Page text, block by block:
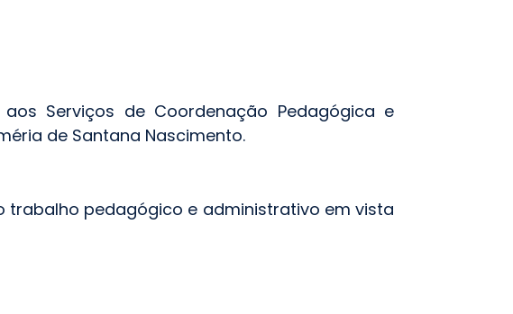
Serviços de Coordenação Pedagógica e
de Santana Nascimento.
pedagógico e administrativo em vista